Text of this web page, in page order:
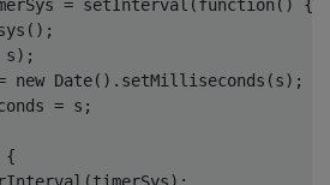
=
setInterval (function ( ) {
new Date().setMilliseconds(s);
= s;
{
(timerSys);